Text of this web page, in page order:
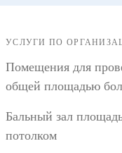
УСЛУГИ ПО
Помещения для
общей площадью
Бальный зал
потолком